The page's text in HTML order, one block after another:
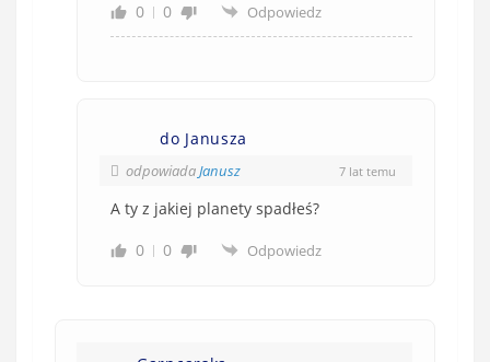
0
0 Odpowiedz
do Janusza
odpowiadaJanusz 7 lat temu
A ty z jakiej planety spadłeś?
0
0 Odpowiedz